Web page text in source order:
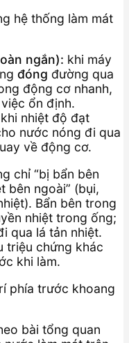
hệ thống làm mát
ngắn): khi máy
đóng đường qua
động cơ nhanh,
ổn định.
khi nhiệt độ đạt
nước nóng đi qua
về động cơ.
chỉ “bị bẩn bên
bên ngoài” (bụi,
Bẩn bên trong
nhiệt trong ống;
qua lá tản nhiệt.
triệu chứng khác
khi làm.
bài tổng quan